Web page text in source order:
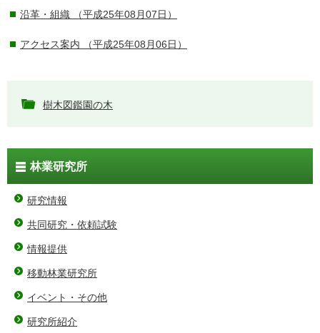
沿革・組織 （平成25年08月07日）
アクセス案内 （平成25年08月06日）
樹木図鑑園の木
林業研究所
研究情報
共同研究・依頼試験
情報提供
移動林業研究所
イベント・その他
研究所紹介